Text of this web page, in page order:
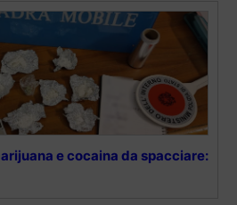
e cocaina da spacciare: